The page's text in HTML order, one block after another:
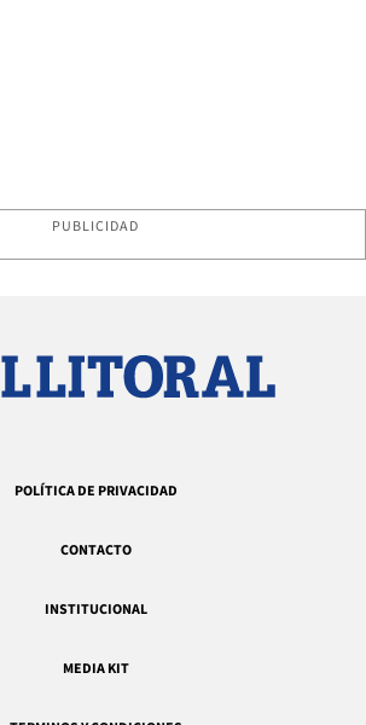
PUBLICIDAD
POLÍTICA DE PRIVACIDAD
CONTACTO
INSTITUCIONAL
MEDIA KIT